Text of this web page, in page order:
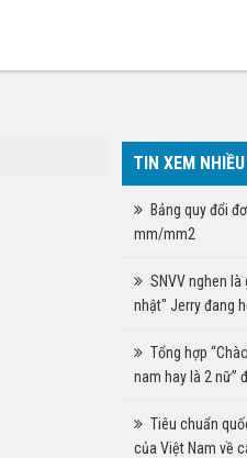
TIN XEM
Bảng quy đổi
mm/mm2
SNVV nghen
nhật" Jerry đang
Tổng hợp
nam hay là 2 nữ”
Tiêu chuẩn
của Việt Nam về